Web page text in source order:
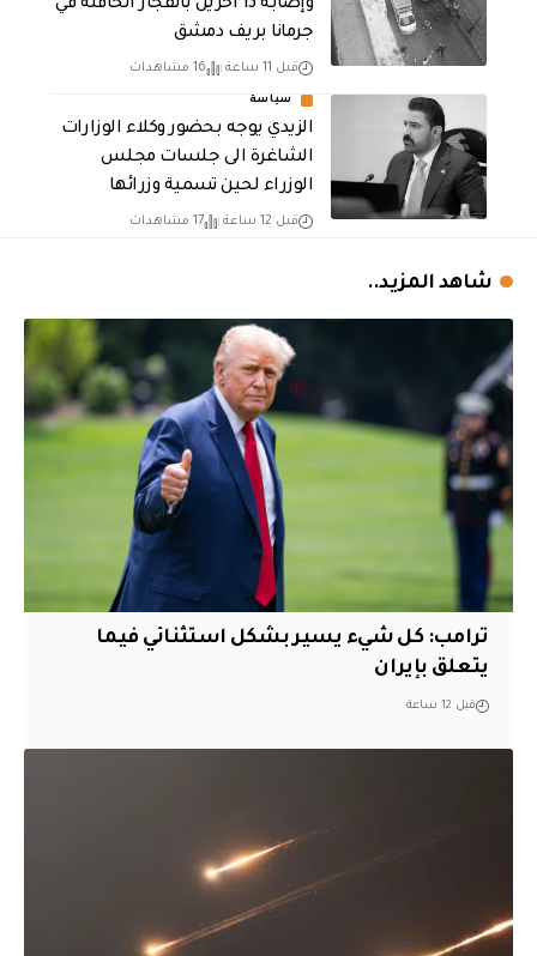
وإصابة 13 اخرين بانفجار الحافلة في
جرمانا بريف دمشق
قبل 11 ساعة 16 مشاهدات
سياسة
الزيدي يوجه بحضور وكلاء الوزارات
الشاغرة الى جلسات مجلس
الوزراء لحين تسمية وزرائها
قبل 12 ساعة 17 مشاهدات
شاهد المزيد..
ترامب: كل شيء يسير بشكل استثنائي فيما
يتعلق بإيران
قبل 12 ساعة